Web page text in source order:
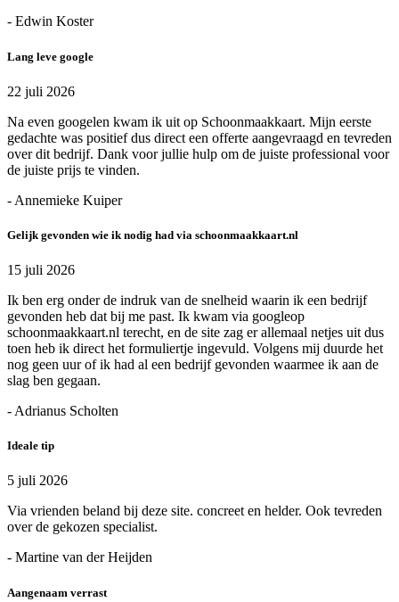
- Edwin Koster
Lang leve google
22 juli 2026
Na even googelen kwam ik uit op Schoonmaakkaart. Mijn eerste
gedachte was positief dus direct een offerte aangevraagd en tevreden
over dit bedrijf. Dank voor jullie hulp om de juiste professional voor
de juiste prijs te vinden.
- Annemieke Kuiper
Gelijk gevonden wie ik nodig had via schoonmaakkaart.nl
15 juli 2026
Ik ben erg onder de indruk van de snelheid waarin ik een bedrijf
gevonden heb dat bij me past. Ik kwam via googleop
schoonmaakkaart.nl terecht, en de site zag er allemaal netjes uit dus
toen heb ik direct het formuliertje ingevuld. Volgens mij duurde het
nog geen uur of ik had al een bedrijf gevonden waarmee ik aan de
slag ben gegaan.
- Adrianus Scholten
Ideale tip
5 juli 2026
Via vrienden beland bij deze site. concreet en helder. Ook tevreden
over de gekozen specialist.
- Martine van der Heijden
Aangenaam verrast